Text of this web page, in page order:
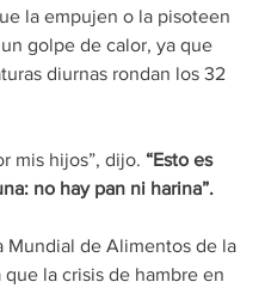
la empujen o la pisoteen
golpe de calor, ya que
diurnas rondan los 32
mis hijos”, dijo. “Esto es
no hay pan ni harina”.
Mundial de Alimentos de la
que la crisis de hambre en